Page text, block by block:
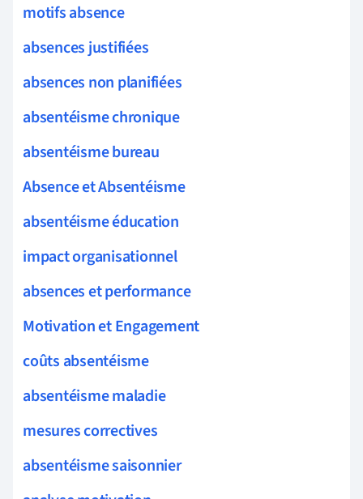
motifs absence
absences justifiées
absences non planifiées
absentéisme chronique
absentéisme bureau
Absence et Absentéisme
absentéisme éducation
impact organisationnel
absences et performance
Motivation et Engagement
coûts absentéisme
absentéisme maladie
mesures correctives
absentéisme saisonnier